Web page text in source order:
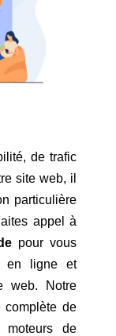
de trafic
site web, il
particulière
appel à
pour vous
en ligne et
web. Notre
complète de
moteurs de